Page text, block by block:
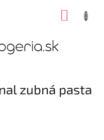
zubná pasta